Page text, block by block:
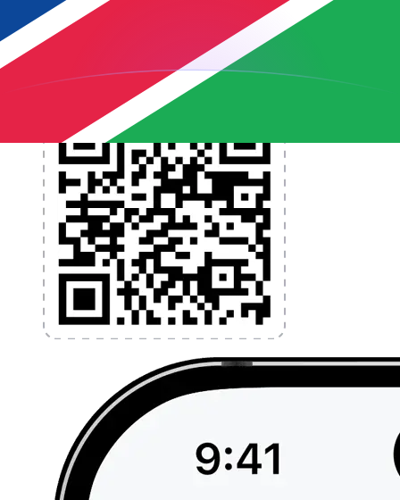
l'argent à l'étranger sans frais cachés. Téléchargez
l'application dès aujourd'hui !